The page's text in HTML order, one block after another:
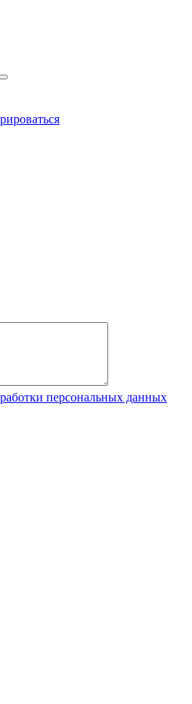
персональных данных